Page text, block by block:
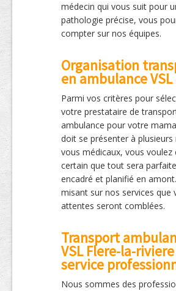
médecin qui vous suit pour
pathologie précise, vous
compter sur nos équipes.
Organisation
en ambulance VSL
Parmi vos critères pour
votre prestataire de
ambulance pour votre
doit se présenter à plusieurs
vous médicaux, vous voulez
certain que tout sera
encadré et planifié en amont.
misant sur nos services que
attentes seront comblées.
Transport
VSL Flere-la-riviere
service
Nous sommes des